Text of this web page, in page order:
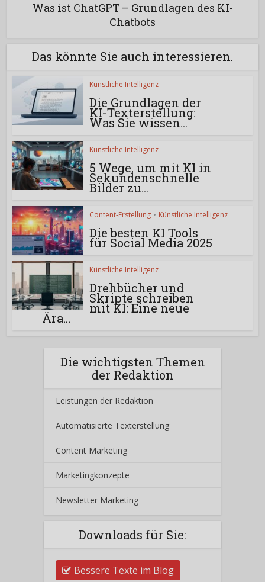
Was ist ChatGPT – Grundlagen des KI-
Chatbots
Das könnte Sie auch interessieren.
Künstliche Intelligenz
Die Grundlagen der
KI-Texterstellung:
Was Sie wissen...
Künstliche Intelligenz
5 Wege, um mit KI in
Sekundenschnelle
Bilder zu...
Content-Erstellung • Künstliche Intelligenz
Die besten KI Tools
für Social Media 2025
Künstliche Intelligenz
Drehbücher und
Skripte schreiben
mit KI: Eine neue
Ära...
Die wichtigsten Themen
der Redaktion
Leistungen der Redaktion
Automatisierte Texterstellung
Content Marketing
Marketingkonzepte
Newsletter Marketing
Downloads für Sie:
Bessere Texte im Blog